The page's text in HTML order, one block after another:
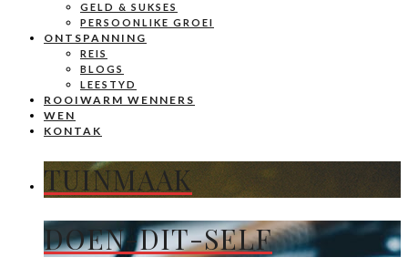
GELD & SUKSES
PERSOONLIKE GROEI
ONTSPANNING
REIS
BLOGS
LEESTYD
ROOIWARM WENNERS
WEN
KONTAK
TUINMAAK
DOEN-DIT-SELF